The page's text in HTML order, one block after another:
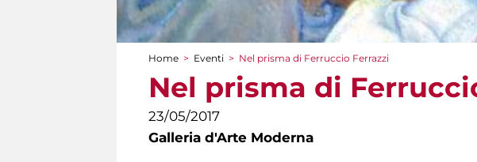
Tu sei qui
Home > Eventi > Nel prisma di Ferruccio Ferrazzi
Nel prisma di
23/05/2017
Galleria d'Arte Moderna